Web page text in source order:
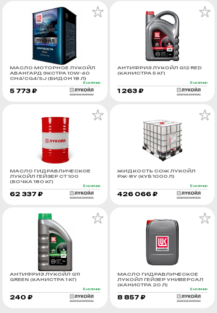
МАСЛО МОТОРНОЕ ЛУКОЙЛ
АВАНГАРД ЭКСТРА 10W-40
CH4/CG4/SJ (БИДОН 18 Л)
В наличии
5 773 ₽
АНТИФРИЗ ЛУКОЙЛ G12 RED
(КАНИСТРА 5 КГ)
В наличии
1 263 ₽
МАСЛО ГИДРАВЛИЧЕСКОЕ
ЛУКОЙЛ ГЕЙЗЕР СТ 100
(БОЧКА 180 КГ)
В наличии
62 337 ₽
ЖИДКОСТЬ СОЖ ЛУКОЙЛ
РЖ-8У (КУБ 1000 Л)
В наличии
426 066 ₽
АНТИФРИЗ ЛУКОЙЛ G11
GREEN (КАНИСТРА 1 КГ)
В наличии
240 ₽
МАСЛО ГИДРАВЛИЧЕСКОЕ
ЛУКОЙЛ ГЕЙЗЕР УНИВЕРСАЛ
(КАНИСТРА 20 Л)
В наличии
8 857 ₽